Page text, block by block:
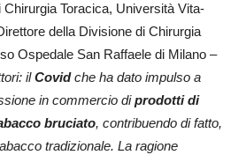
Toracica, Università Vita-
della Divisione di Chirurgia
Ospedale San Raffaele di Milano –
ilCovidche ha dato impulso a
in commercio diprodotti di
bruciato, contribuendo di fatto,
tradizionale. La ragione